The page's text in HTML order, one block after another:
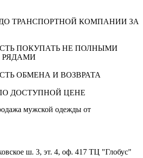
ТРАНСПОРТНОЙ КОМПАНИИ ЗА
ПОКУПАТЬ НЕ ПОЛНЫМИ
РЯДАМИ
ОБМЕНА И ВОЗВРАТА
ДОСТУПНОЙ ЦЕНЕ
мужской одежды от
ш. 3, эт. 4, оф. 417 ТЦ "Глобус"